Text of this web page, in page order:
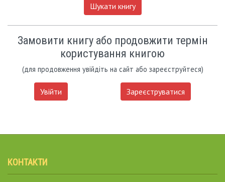
Шукати книгу
Замовити книгу або продовжити термін
користування книгою
(для продовження увійдіть на сайт або зареєструйтеся)
Увійти Зареєструватися
КОНТАКТИ